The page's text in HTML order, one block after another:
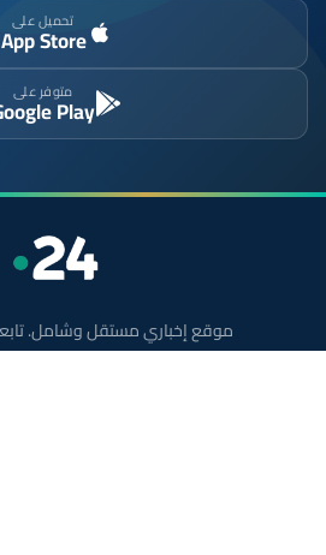
تحميل على
App Store
متوفر على
Play
موقع إخباري مستقل وشامل. تابعوا
السياسية والاقتصادية والرياضية